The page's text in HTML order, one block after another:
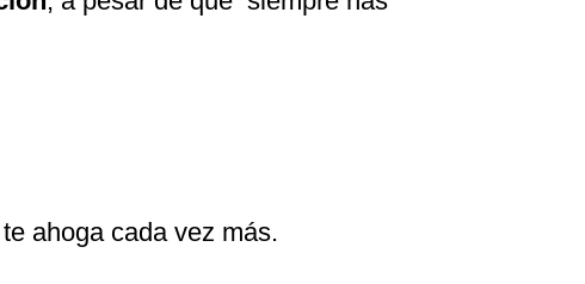
ahoga cada vez más.